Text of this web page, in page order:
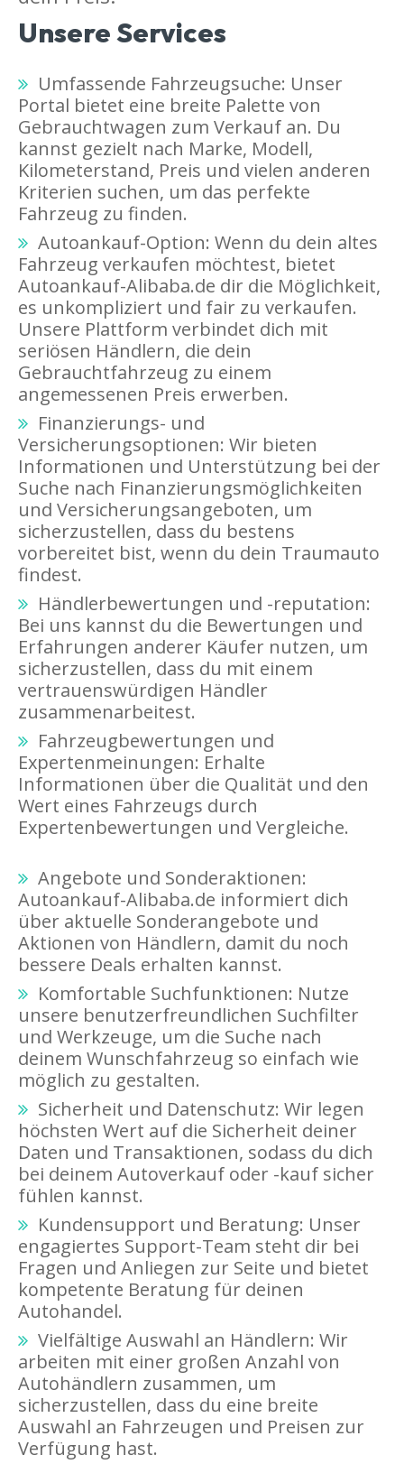
Unsere Services
Umfassende Fahrzeugsuche: Unser
Portal bietet eine breite Palette von
Gebrauchtwagen zum Verkauf an. Du
kannst gezielt nach Marke, Modell,
Kilometerstand, Preis und vielen anderen
Kriterien suchen, um das perfekte
Fahrzeug zu finden.
Autoankauf-Option: Wenn du dein altes
Fahrzeug verkaufen möchtest, bietet
Autoankauf-Alibaba.de dir die Möglichkeit,
es unkompliziert und fair zu verkaufen.
Unsere Plattform verbindet dich mit
seriösen Händlern, die dein
Gebrauchtfahrzeug zu einem
angemessenen Preis erwerben.
Finanzierungs- und
Versicherungsoptionen: Wir bieten
Informationen und Unterstützung bei der
Suche nach Finanzierungsmöglichkeiten
und Versicherungsangeboten, um
sicherzustellen, dass du bestens
vorbereitet bist, wenn du dein Traumauto
findest.
Händlerbewertungen und -reputation:
Bei uns kannst du die Bewertungen und
Erfahrungen anderer Käufer nutzen, um
sicherzustellen, dass du mit einem
vertrauenswürdigen Händler
zusammenarbeitest.
Fahrzeugbewertungen und
Expertenmeinungen: Erhalte
Informationen über die Qualität und den
Wert eines Fahrzeugs durch
Expertenbewertungen und Vergleiche.
Angebote und Sonderaktionen:
Autoankauf-Alibaba.de informiert dich
über aktuelle Sonderangebote und
Aktionen von Händlern, damit du noch
bessere Deals erhalten kannst.
Komfortable Suchfunktionen: Nutze
unsere benutzerfreundlichen Suchfilter
und Werkzeuge, um die Suche nach
deinem Wunschfahrzeug so einfach wie
möglich zu gestalten.
Sicherheit und Datenschutz: Wir legen
höchsten Wert auf die Sicherheit deiner
Daten und Transaktionen, sodass du dich
bei deinem Autoverkauf oder -kauf sicher
fühlen kannst.
Kundensupport und Beratung: Unser
engagiertes Support-Team steht dir bei
Fragen und Anliegen zur Seite und bietet
kompetente Beratung für deinen
Autohandel.
Vielfältige Auswahl an Händlern: Wir
arbeiten mit einer großen Anzahl von
Autohändlern zusammen, um
sicherzustellen, dass du eine breite
Auswahl an Fahrzeugen und Preisen zur
Verfügung hast.